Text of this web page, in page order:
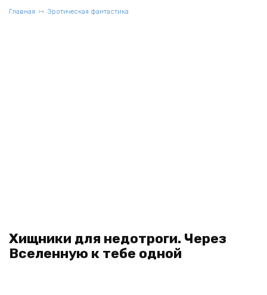
Главная Эротическая фантастика
Хищники для недотроги. Через
Вселенную к тебе одной